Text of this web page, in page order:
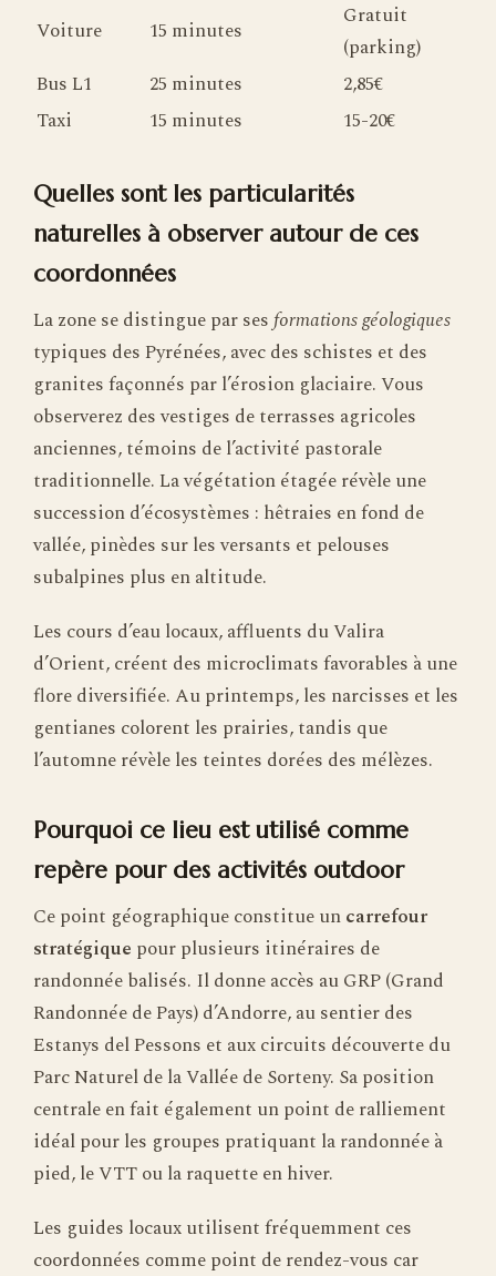
Voiture
15 minutes
Gratuit
(parking)
Bus L1
25 minutes
2,85€
Taxi
15 minutes 15-20€
Quelles sont les particularités
naturelles à observer autour de ces
coordonnées
La zone se distingue par sesformations géologiques
typiques des Pyrénées, avec des schistes et des
granites façonnés par l’érosion glaciaire. Vous
observerez des vestiges de terrasses agricoles
anciennes, témoins de l’activité pastorale
traditionnelle. La végétation étagée révèle une
succession d’écosystèmes : hêtraies en fond de
vallée, pinèdes sur les versants et pelouses
subalpines plus en altitude.
Les cours d’eau locaux, affluents du Valira
d’Orient, créent des microclimats favorables à une
flore diversifiée. Au printemps, les narcisses et les
gentianes colorent les prairies, tandis que
l’automne révèle les teintes dorées des mélèzes.
Pourquoi ce lieu est utilisé comme
repère pour des activités outdoor
Ce point géographique constitue uncarrefour
stratégique pour plusieurs itinéraires de
randonnée balisés. Il donne accès au GRP (Grand
Randonnée de Pays) d’Andorre, au sentier des
Estanys del Pessons et aux circuits découverte du
Parc Naturel de la Vallée de Sorteny. Sa position
centrale en fait également un point de ralliement
idéal pour les groupes pratiquant la randonnée à
pied, le VTT ou la raquette en hiver.
Les guides locaux utilisent fréquemment ces
coordonnées comme point de rendez-vous car